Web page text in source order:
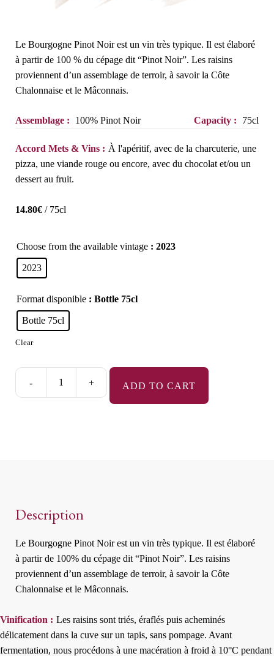
Le Bourgogne Pinot Noir est un vin très typique. Il est élaboré
à partir de 100 % du cépage dit “Pinot Noir”. Les raisins
proviennent d’un assemblage de terroir, à savoir la Côte
Chalonnaise et le Mâconnais.
Assemblage : 100% Pinot Noir Capacity : 75cl
Accord Mets & Vins : À l'apéritif, avec de la charcuterie, une
pizza, une viande rouge ou encore, avec du chocolat et/ou un
dessert au fruit.
14.80€ / 75cl
Choose from the available vintage : 2023
2023
Format disponible : Bottle 75cl
Bottle 75cl
Clear
-
Bourgogne
Pinot
+ ADD TO CART
Description
Le Bourgogne Pinot Noir est un vin très typique. Il est élaboré
à partir de 100% du cépage dit “Pinot Noir”. Les raisins
proviennent d’un assemblage de terroir, à savoir la Côte
Chalonnaise et le Mâconnais.
Vinification : Les raisins sont triés, éraflés puis acheminés
délicatement dans la cuve sur un tapis, sans pompage. Avant
fermentation, nous procédons à une macération à froid à 10°C pendant